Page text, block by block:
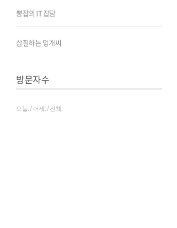
뽕잡의 IT 잡담
삽질하는 멍개씨
방문자수
오늘. / 어제. / 전체.